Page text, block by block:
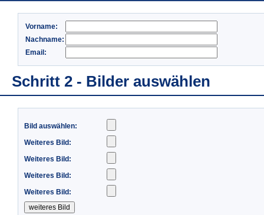
Vorname:
Nachname:
Email:
Schritt 2 - Bilder auswählen
Bild auswählen:
Weiteres Bild:
Weiteres Bild:
Weiteres Bild:
Weiteres Bild: